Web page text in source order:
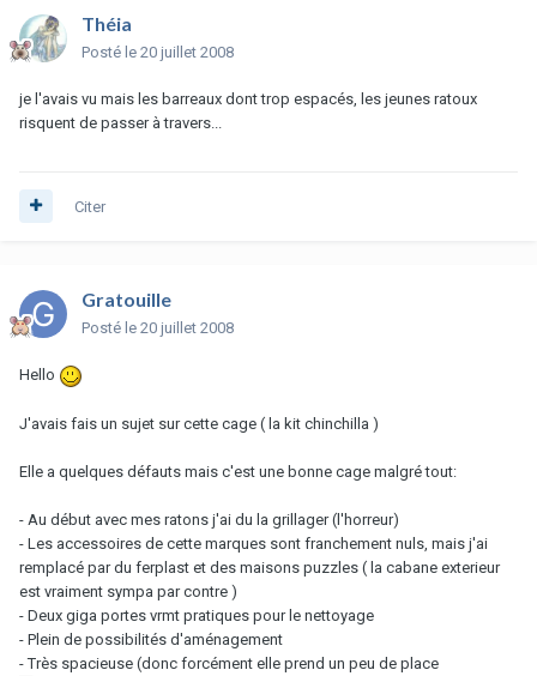
Théia
Posté le 20 juillet 2008
je l'avais vu mais les barreaux dont trop espacés, les jeunes ratoux
risquent de passer à travers...
Citer
Gratouille
Posté le 20 juillet 2008
Hello
J'avais fais un sujet sur cette cage ( la kit chinchilla )
Elle a quelques défauts mais c'est une bonne cage malgré tout:
- Au début avec mes ratons j'ai du la grillager (l'horreur)
- Les accessoires de cette marques sont franchement nuls, mais j'ai
remplacé par du ferplast et des maisons puzzles ( la cabane exterieur
est vraiment sympa par contre )
- Deux giga portes vrmt pratiques pour le nettoyage
- Plein de possibilités d'aménagement
- Très spacieuse (donc forcément elle prend un peu de place